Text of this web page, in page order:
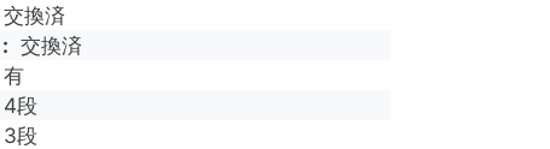
交換済
交換済
有
4段
3段